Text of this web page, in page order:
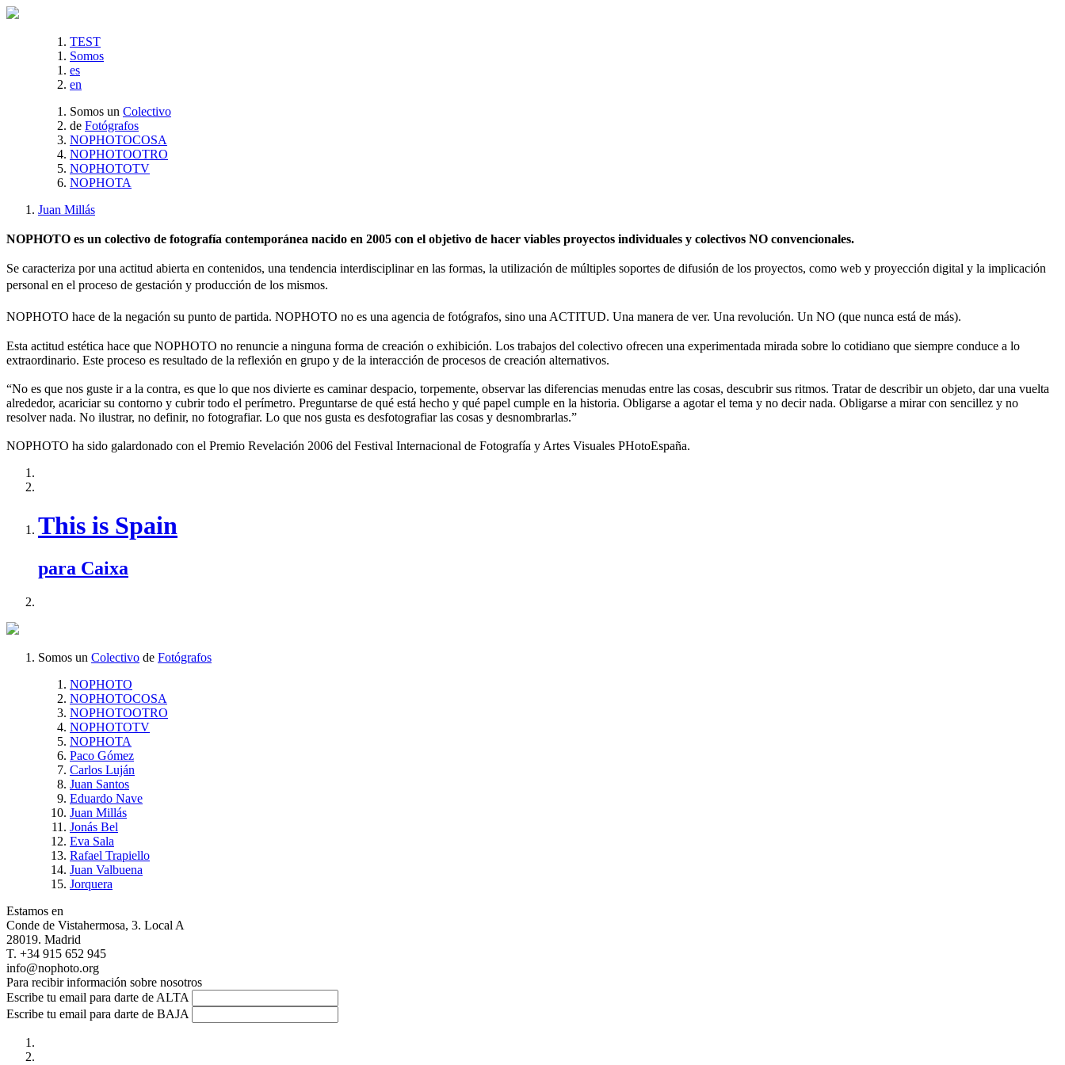
TEST
Somos
es
en
Somos un Colectivo
de Fotógrafos
NOPHOTOCOSA
NOPHOTOOTRO
NOPHOTOTV
NOPHOTA
Juan Millás
NOPHOTO es un colectivo de fotografía contemporánea nacido en 2005 con el objetivo de hacer viables proyectos individuales y colectivos NO convencionales.
Se caracteriza por una actitud abierta en contenidos, una tendencia interdisciplinar en las formas, la utilización de múltiples soportes de difusión de los proyectos, como web y proyección digital y la implicación
personal en el proceso de gestación y producción de los mismos.
NOPHOTO hace de la negación su punto de partida. NOPHOTO no es una agencia de fotógrafos, sino una ACTITUD. Una manera de ver. Una revolución. Un NO (que nunca está de más).
Esta actitud estética hace que NOPHOTO no renuncie a ninguna forma de creación o exhibición. Los trabajos del colectivo ofrecen una experimentada mirada sobre lo cotidiano que siempre conduce a lo
extraordinario. Este proceso es resultado de la reflexión en grupo y de la interacción de procesos de creación alternativos.
“No es que nos guste ir a la contra, es que lo que nos divierte es caminar despacio, torpemente, observar las diferencias menudas entre las cosas, descubrir sus ritmos. Tratar de describir un objeto, dar una vuelta
alrededor, acariciar su contorno y cubrir todo el perímetro. Preguntarse de qué está hecho y qué papel cumple en la historia. Obligarse a agotar el tema y no decir nada. Obligarse a mirar con sencillez y no
resolver nada. No ilustrar, no definir, no fotografiar. Lo que nos gusta es desfotografiar las cosas y desnombrarlas.”
NOPHOTO ha sido galardonado con el Premio Revelación 2006 del Festival Internacional de Fotografía y Artes Visuales PHotoEspaña.
This is Spain
para Caixa
Somos un Colectivo de Fotógrafos
NOPHOTO
NOPHOTOCOSA
NOPHOTOOTRO
NOPHOTOTV
NOPHOTA
Paco Gómez
Carlos Luján
Juan Santos
Eduardo Nave
Juan Millás
Jonás Bel
Eva Sala
Rafael Trapiello
Juan Valbuena
Jorquera
Estamos en
Conde de Vistahermosa, 3. Local A
28019. Madrid
T. +34 915 652 945
info@nophoto.org
Para recibir información sobre nosotros
Escribe tu email para darte de ALTA
Escribe tu email para darte de BAJA